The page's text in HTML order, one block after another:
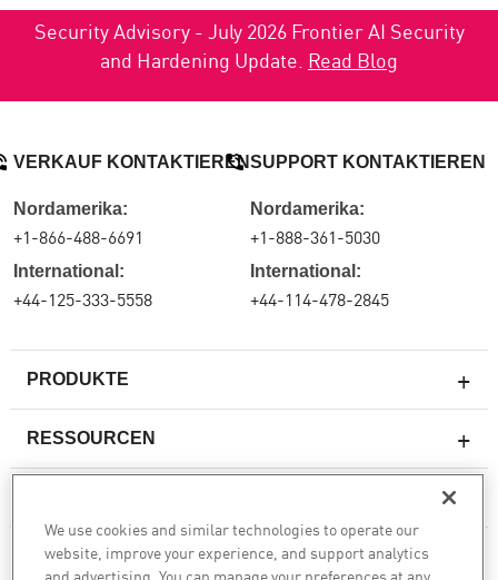
Security Advisory - July 2026 Frontier AI Security
and Hardening Update. Read Blog
PRODUKTE
Next-Generation-Firewalls
Cloud Network Security
RESSOURCEN
UNTERNEHMEN
VERKAUF KONTAKTIEREN
Nordamerika:
+1-866-488-6691
International:
+44-125-333-5558
SUPPORT KONTAKTIEREN
Nordamerika:
+1-888-361-5030
International:
+44-114-478-2845
We use cookies and similar technologies to operate our
website, improve your experience, and support analytics
and advertising. You can manage your preferences at any